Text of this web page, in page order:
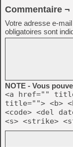
Commentaire ¬
Votre adresse e-
obligatoires sont
NOTE - Vous
<a href=""
title=""> <b>
<code> <del
<s> <strike>